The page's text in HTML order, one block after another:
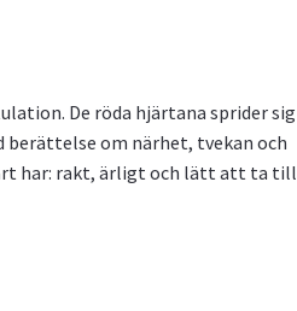
De röda hjärtana sprider sig
berättelse om närhet, tvekan och
har: rakt, ärligt och lätt att ta till